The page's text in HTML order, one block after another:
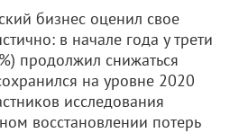
бизнес оценил свое
в начале года у трети
продолжил снижаться
на уровне 2020
исследования
восстановлении потерь